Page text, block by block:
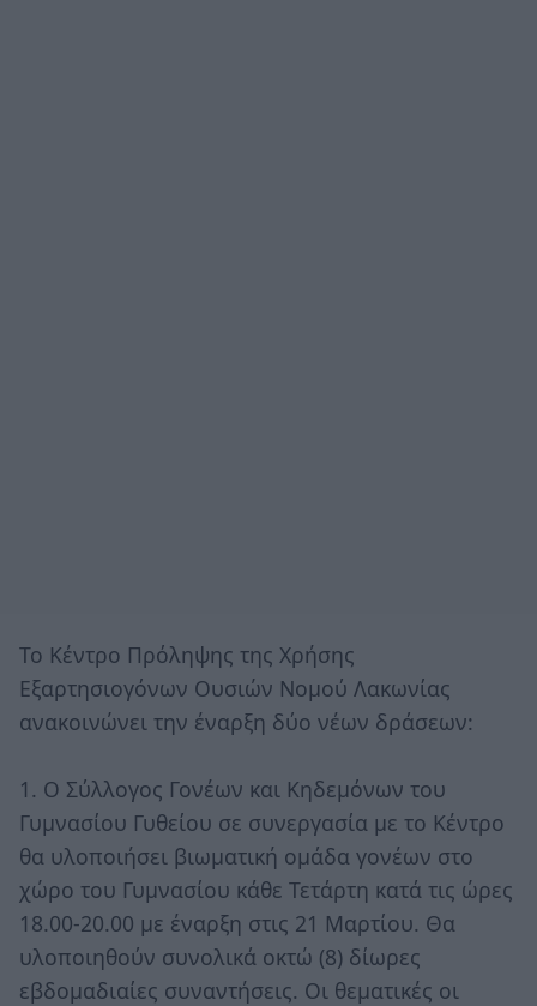
Το Κέντρο Πρόληψης της Χρήσης
Εξαρτησιογόνων Ουσιών Νομού Λακωνίας
ανακοινώνει την έναρξη δύο νέων δράσεων:
1. Ο Σύλλογος Γονέων και Κηδεμόνων του
Γυμνασίου Γυθείου σε συνεργασία με το Κέντρο
θα υλοποιήσει βιωματική ομάδα γονέων στο
χώρο του Γυμνασίου κάθε Τετάρτη κατά τις ώρες
18.00-20.00 με έναρξη στις 21 Μαρτίου. Θα
υλοποιηθούν συνολικά οκτώ (8) δίωρες
εβδομαδιαίες συναντήσεις. Οι θεματικές οι